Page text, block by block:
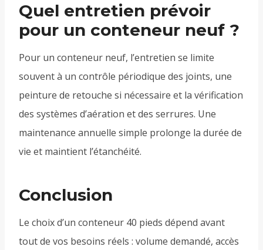
Quel entretien prévoir
pour un conteneur neuf ?
Pour un conteneur neuf, l’entretien se limite
souvent à un contrôle périodique des joints, une
peinture de retouche si nécessaire et la vérification
des systèmes d’aération et des serrures. Une
maintenance annuelle simple prolonge la durée de
vie et maintient l’étanchéité.
Conclusion
Le choix d’un conteneur 40 pieds dépend avant
tout de vos besoins réels : volume demandé, accès